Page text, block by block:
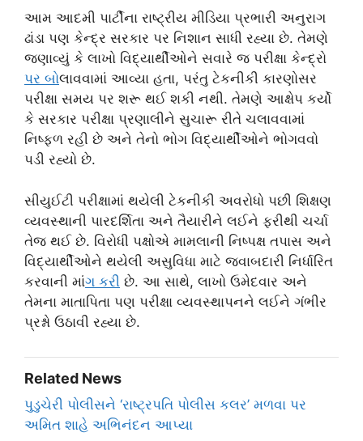
આમ આદમી પાર્ટીના રાષ્ટ્રીય મીડિયા પ્રભારી અનુરાગ
ઢાંડા પણ કેન્દ્ર સરકાર પર નિશાન સાધી રહ્યા છે. તેમણે
જણાવ્યું કે લાખો વિદ્યાર્થીઓને સવારે જ પરીક્ષા કેન્દ્રો
પર બોલાવવામાં આવ્યા હતા, પરંતુ ટેકનીકી કારણોસર
પરીક્ષા સમય પર શરૂ થઈ શકી નથી. તેમણે આક્ષેપ કર્યો
કે સરકાર પરીક્ષા પ્રણાલીને સુચારૂ રીતે ચલાવવામાં
નિષ્ફળ રહી છે અને તેનો ભોગ વિદ્યાર્થીઓને ભોગવવો
પડી રહ્યો છે.
સીયુઈટી પરીક્ષામાં થયેલી ટેકનીકી અવરોધો પછી શિક્ષણ
વ્યવસ્થાની પારદર્શિતા અને તૈયારીને લઈને ફરીથી ચર્ચા
તેજ થઈ છે. વિરોધી પક્ષોએ મામલાની નિષ્પક્ષ તપાસ અને
વિદ્યાર્થીઓને થયેલી અસુવિધા માટે જવાબદારી નિર્ધારિત
કરવાની માંગ કર ી છે. આ સાથે, લાખો ઉમેદવાર અને
તેમના માતાપિતા પણ પરીક્ષા વ્યવસ્થાપનને લઈને ગંભીર
પ્રશ્નો ઉઠાવી રહ્યા છે.
Related News
પુડુચેરી પોલીસને ‘રાષ્ટ્રપતિ પોલીસ કલર’ મળવા પર
અમિત શાહે અભિનંદન આપ્યા